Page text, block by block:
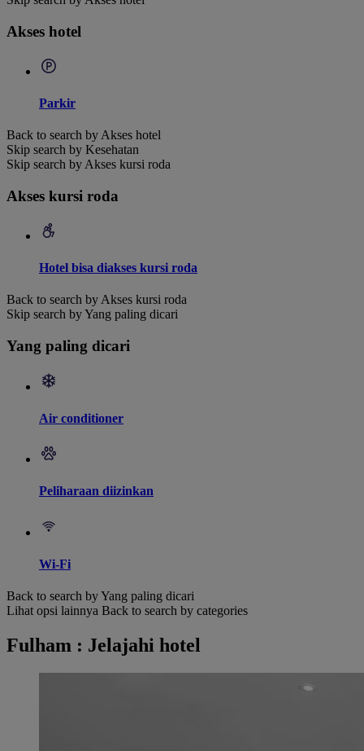
Akses hotel
Parkir
Back to search by Akses hotel
Skip search by Kesehatan
Skip search by Akses kursi roda
Akses kursi roda
Hotel bisa diakses kursi roda
Back to search by Akses kursi roda
Skip search by Yang paling dicari
Yang paling dicari
Air conditioner
Peliharaan diizinkan
Wi-Fi
Back to search by Yang paling dicari
Lihat opsi lainnya Back to search by categories
Fulham : Jelajahi hotel